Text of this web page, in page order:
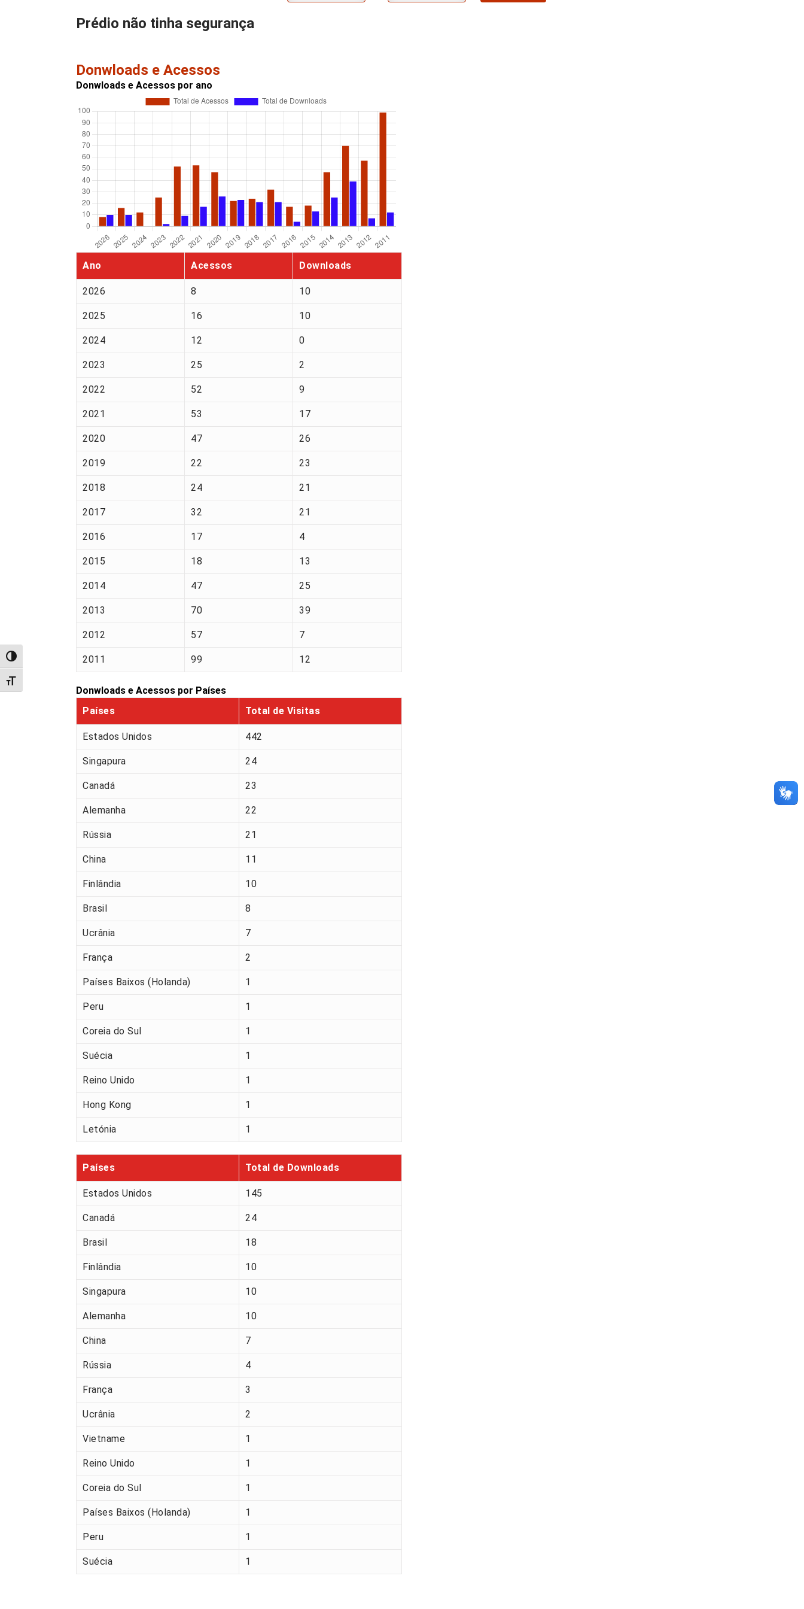
Alternar alto contraste
Alternar tamanho da fonte
Prédio não tinha segurança
Donwloads e Acessos
Donwloads e Acessos por ano
Ano Acessos Downloads
2026 8 10
2025 16 10
2024 12 0
2023 25 2
2022 52 9
2021 53 17
2020 47 26
2019 22 23
2018 24 21
2017 32 21
2016 17 4
2015 18 13
2014 47 25
2013 70 39
2012 57 7
2011 99 12
Donwloads e Acessos por Países
Países
Total de Visitas
Estados Unidos 442
Singapura 24
Canadá 23
Alemanha 22
Rússia 21
China 11
Finlândia 10
Brasil 8
Ucrânia 7
França 2
Países Baixos (Holanda) 1
Peru 1
Coreia do Sul 1
Suécia 1
Reino Unido 1
Hong Kong 1
Letónia 1
Países Total de Downloads
Estados Unidos 145
Canadá 24
Brasil 18
Finlândia 10
Singapura 10
Alemanha 10
China 7
Rússia 4
França 3
Ucrânia 2
Vietname 1
Reino Unido 1
Coreia do Sul 1
Países Baixos (Holanda) 1
Peru 1
Suécia 1